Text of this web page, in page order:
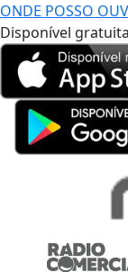
ONDE POSSO
Disponível